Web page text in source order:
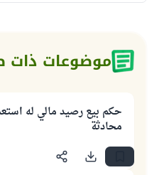
موضوعات ذات
حكم بيع رصيد مالي له
محادثة